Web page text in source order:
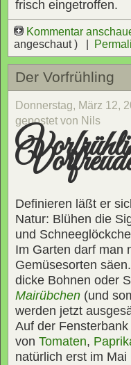
frisch eingetroffen.
Kommentar
angeschaut ) |
Der Vorfrühling
Donnerstag, März 12,
gepostet von Nils
Definieren läßt er
Natur: Blühen die
und
Im Garten darf man
Gemüsesorten säen.
dicke Bohnen oder
Mairübchen (und
werden jetzt
Auf der
von Tomaten,
natürlich erst im Mai